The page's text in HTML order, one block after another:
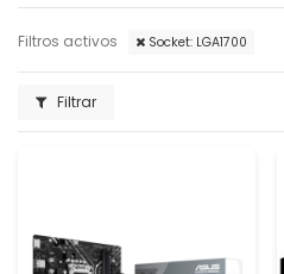
Filtros activos Socket: LGA1700
Filtrar